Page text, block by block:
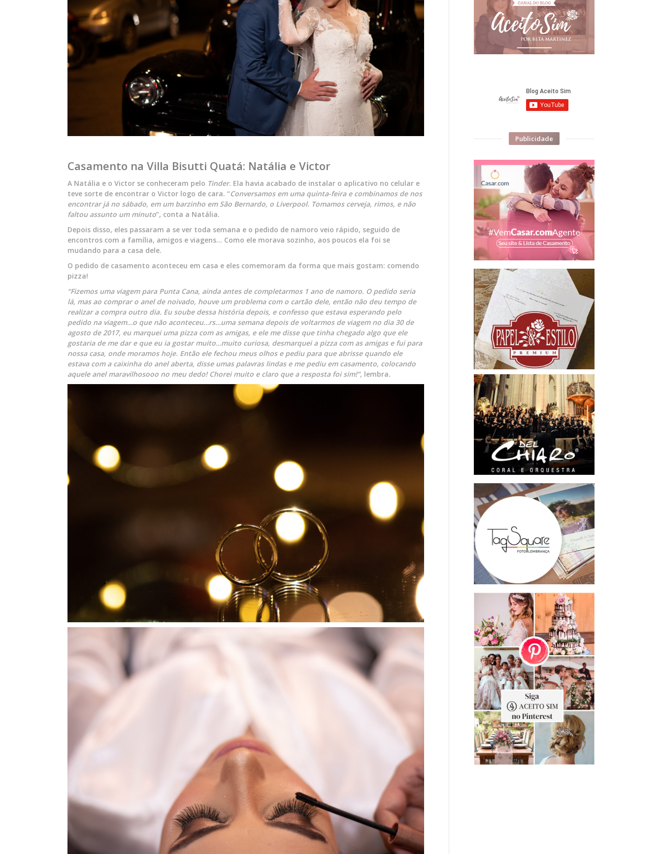
Casamento na Villa Bisutti Quatá: Natália e Victor
A Natália e o Victor se conheceram pelo Tinder. Ela havia acabado de instalar o aplicativo no celular e
teve sorte de encontrar o Victor logo de cara. “Conversamos em uma quinta-feira e combinamos de nos
encontrar já no sábado, em um barzinho em São Bernardo, o Liverpool. Tomamos cerveja, rimos, e não
faltou assunto um minuto”, conta a Natália.
Depois disso, eles passaram a se ver toda semana e o pedido de namoro veio rápido, seguido de
encontros com a família, amigos e viagens… Como ele morava sozinho, aos poucos ela foi se
mudando para a casa dele.
O pedido de casamento aconteceu em casa e eles comemoram da forma que mais gostam: comendo
pizza!
“Fizemos uma viagem para Punta Cana, ainda antes de completarmos 1 ano de namoro. O pedido seria
lá, mas ao comprar o anel de noivado, houve um problema com o cartão dele, então não deu tempo de
realizar a compra outro dia. Eu soube dessa história depois, e confesso que estava esperando pelo
pedido na viagem…o que não aconteceu…rs…uma semana depois de voltarmos de viagem no dia 30 de
agosto de 2017, eu marquei uma pizza com as amigas, e ele me disse que tinha chegado algo que ele
gostaria de me dar e que eu ia gostar muito…muito curiosa, desmarquei a pizza com as amigas e fui para
nossa casa, onde moramos hoje. Então ele fechou meus olhos e pediu para que abrisse quando ele
estava com a caixinha do anel aberta, disse umas palavras lindas e me pediu em casamento, colocando
aquele anel maravilhosooo no meu dedo! Chorei muito e claro que a resposta foi sim!”, lembra.
Publicidade